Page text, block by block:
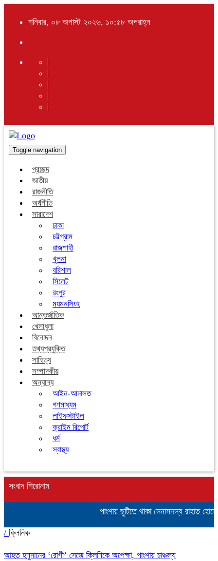
শনিবার, ০৮ অগাস্ট ২০২৬, ১০:৫৮ অপরাহ্ন
Toggle navigation
প্রচ্ছদ
জাতীয়
রাজনীতি
অর্থনীতি
সারাদেশ
ঢাকা
চট্টগ্রাম
রাজশাহী
খুলনা
বরিশাল
সিলেট
রংপুর
ময়মনসিংহ
আন্তর্জাতিক
খেলাধুলা
বিনোদন
তথ্যপ্রযুক্তি
সাহিত্য
সম্পাদকীয়
অন্যান্য
আইন-আদালত
গণমাধ্যম
লাইফস্টাইল
ক্রাইম রিপোর্ট
ধর্ম
স্বাস্থ্য
সংবাদ শিরোনাম
পাংশায় ছুটিতে থাকা সেনাসদস্য রাহাত
/ ক্লিনিক
আহত হনুমানের ‘রোগী’ সেজে ক্লিনিকে অপেক্ষা, পাংশায় চাঞ্চল্য